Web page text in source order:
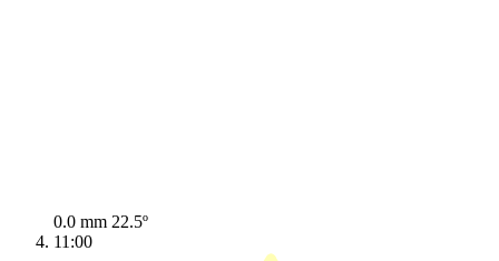
0.0 mm 22.5º
11:00